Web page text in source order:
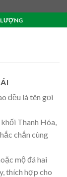
đều là tên gọi
Thanh Hóa,
chắn cùng
mộ đá hai
thích hợp cho